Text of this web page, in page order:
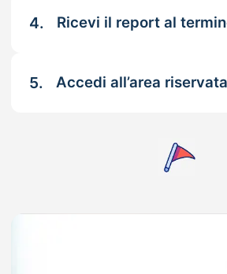
4. Ricevi il report al
5. Accedi all’area